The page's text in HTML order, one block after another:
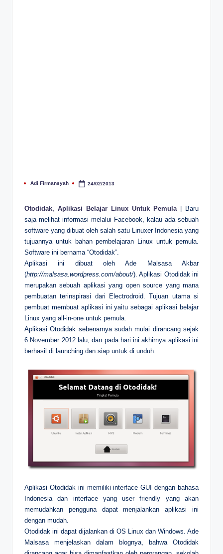
Posted
Adi Firmansyah 24/02/2013
Otodidak, Aplikasi Belajar Linux Untuk Pemula
| Baru
saja melihat informasi melalui Facebook, kalau ada sebuah
software yang dibuat oleh salah satu Linuxer Indonesia yang
tujuannya untuk bahan pembelajaran Linux untuk pemula.
Software ini bernama “Otodidak”.
Aplikasi ini dibuat oleh Ade Malsasa Akbar
(http://malsasa.wordpress.com/about/). Aplikasi Otodidak ini
merupakan sebuah aplikasi yang open source yang mana
pembuatan terinspirasi dari Electrodroid. Tujuan utama si
pembuat membuat aplikasi ini yaitu sebagai aplikasi belajar
Linux yang all-in-one untuk pemula.
Aplikasi Otodidak sebenarnya sudah mulai dirancang sejak
6 November 2012 lalu, dan pada hari ini akhirnya aplikasi ini
berhasil di launching dan siap untuk di unduh.
Aplikasi Otodidak ini memiliki interface GUI dengan bahasa
Indonesia dan interface yang user friendly yang akan
memudahkan pengguna dapat menjalankan aplikasi ini
dengan mudah.
Otodidak ini dapat dijalankan di OS Linux dan Windows. Ade
Malsasa menjelaskan dalam blognya, bahwa Otodidak